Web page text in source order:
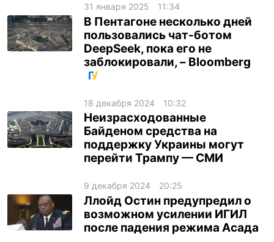
31 января 2025 11:34
В Пентагоне несколько дней
пользовались чат-ботом
DeepSeek, пока его не
заблокировали, – Bloomberg
18 декабря 2024 10:32
Неизрасходованные
Байденом средства на
поддержку Украины могут
перейти Трампу — СМИ
9 декабря 2024 20:25
Ллойд Остин предупредил о
возможном усилении ИГИЛ
после падения режима Асада